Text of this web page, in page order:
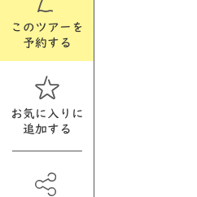
このツアーを
予約する
お気に入りに
追加する